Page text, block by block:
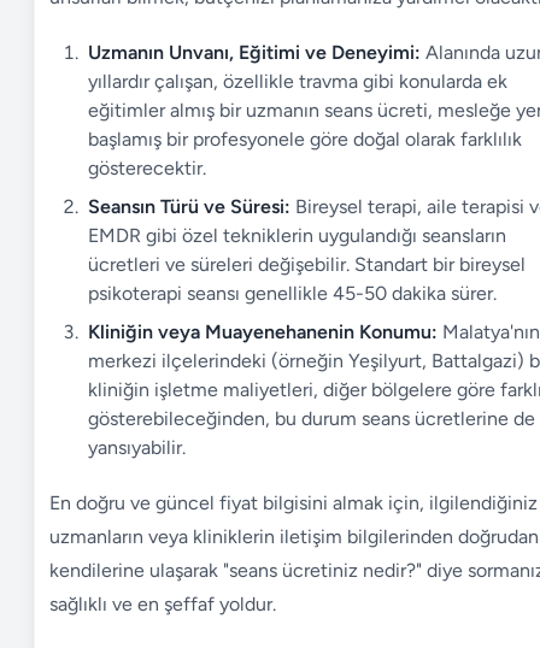
Uzmanın Unvanı, Eğitimi ve Deneyimi: Alanında
yıllardır çalışan, özellikle travma gibi konularda ek
eğitimler almış bir uzmanın seans ücreti, mesleğe
başlamış bir profesyonele göre doğal olarak farklılık
gösterecektir.
Seansın Türü ve Süresi: Bireysel terapi, aile terapisi
EMDR gibi özel tekniklerin uygulandığı seansların
ücretleri ve süreleri değişebilir. Standart bir bireysel
psikoterapi seansı genellikle 45-50 dakika sürer.
Kliniğin veya Muayenehanenin Konumu: Malatya'nın
merkezi ilçelerindeki (örneğin Yeşilyurt, Battalgazi)
kliniğin işletme maliyetleri, diğer bölgelere göre
gösterebileceğinden, bu durum seans ücretlerine de
yansıyabilir.
En doğru ve güncel fiyat bilgisini almak için, ilgilendiğiniz
uzmanların veya kliniklerin iletişim bilgilerinden doğrudan
kendilerine ulaşarak "seans ücretiniz nedir?" diye
sağlıklı ve en şeffaf yoldur.